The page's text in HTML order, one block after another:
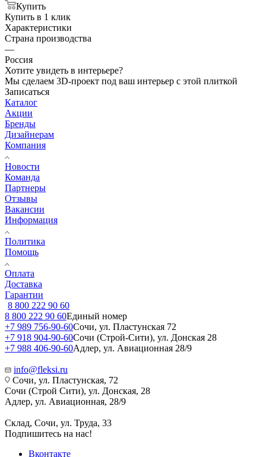
Купить
Купить в 1 клик
Характеристики
Страна производства
—
Россия
Хотите увидеть в интерьере?
Мы сделаем 3D-проект под ваш интерьер с этой плиткой
Записаться
Каталог
Акции
Бренды
Дизайнерам
Компания
Новости
Команда
Партнеры
Отзывы
Вакансии
Информация
Политика
Помощь
Оплата
Доставка
Гарантии
8 800 222 90 60
8 800 222 90 60Единый номер
+7 989 756-90-60Сочи, ул. Пластунская 72
+7 918 904-90-60Сочи (Строй-Сити), ул. Донская 28
+7 988 406-90-60Адлер, ул. Авиационная 28/9
info@fleksi.ru
Сочи, ул. Пластунская, 72
Сочи (Строй Сити), ул. Донская, 28
Адлер, ул. Авиационная, 28/9
Склад, Сочи, ул. Труда, 33
Подпишитесь на нас!
Вконтакте